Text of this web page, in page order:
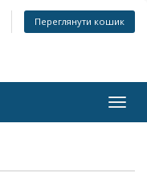
Переглянути кошик